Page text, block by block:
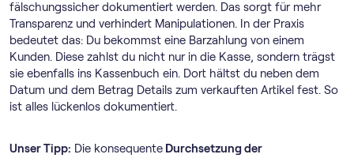
fälschungssicher dokumentiert werden. Das sorgt für mehr
Transparenz und verhindert Manipulationen. In der Praxis
bedeutet das: Du bekommst eine Barzahlung von einem
Kunden. Diese zahlst du nicht nur in die Kasse, sondern trägst
sie ebenfalls ins Kassenbuch ein. Dort hältst du neben dem
Datum und dem Betrag Details zum verkauften Artikel fest. So
ist alles lückenlos dokumentiert.
Unser Tipp: Die konsequente Durchsetzung der